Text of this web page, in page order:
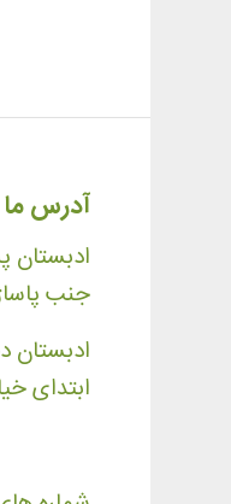
آدرس ما
ادبستان
جنب
ادبستان
ابتدای